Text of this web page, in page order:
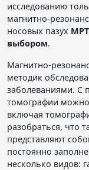
исследованию
магнитно-
носовых пазух
выбором.
Магнитно-
методик
заболеваниями. С
томографии можно
включая
разобраться, что
представляют
постоянно
несколько видов: